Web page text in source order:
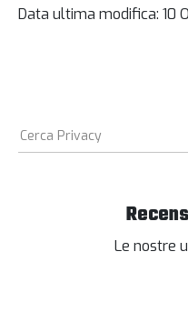
Data ultima modifica: 10
Le nostre